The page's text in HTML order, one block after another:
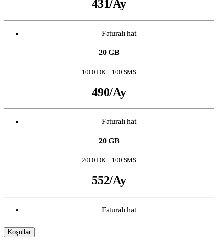
431/Ay
Faturalı hat
20 GB
1000 DK + 100 SMS
490/Ay
Faturalı hat
20 GB
2000 DK + 100 SMS
552/Ay
Faturalı hat
Koşullar